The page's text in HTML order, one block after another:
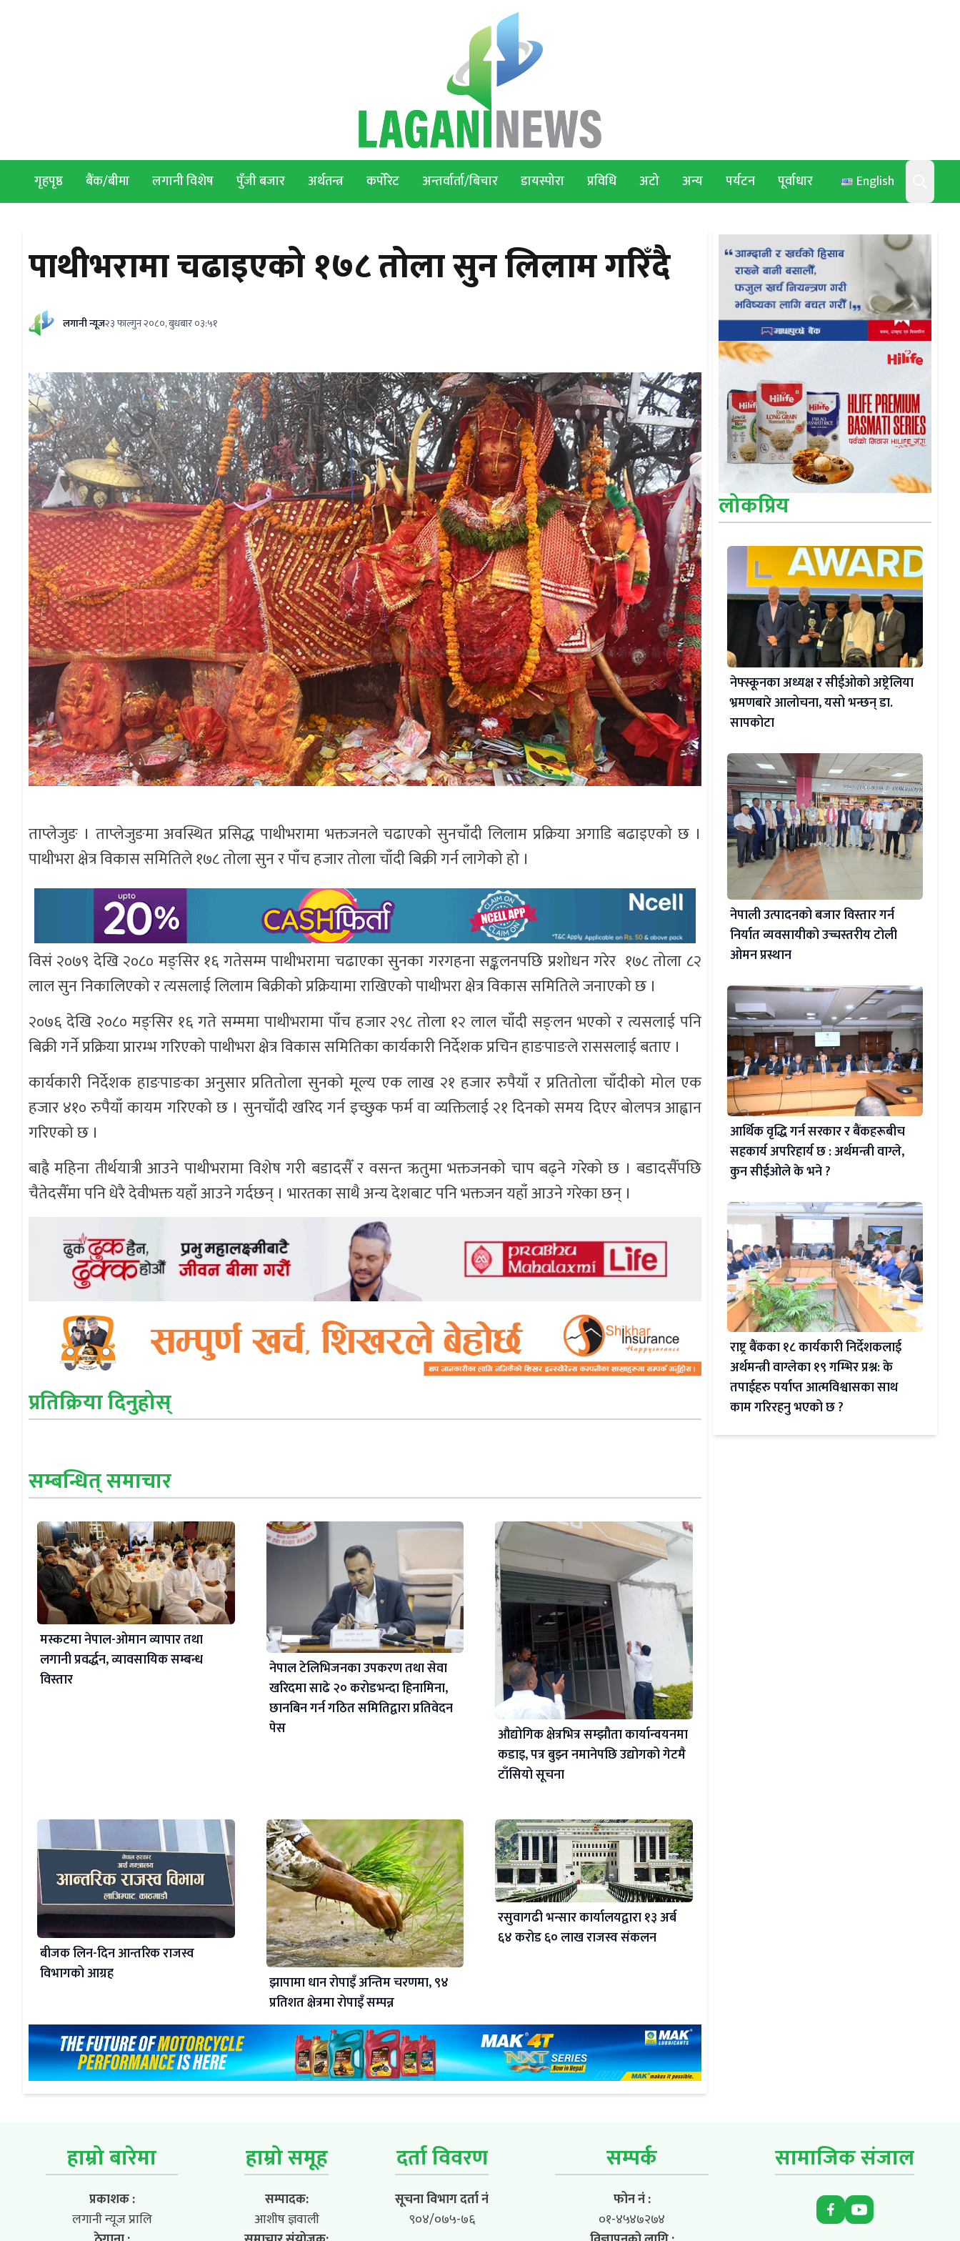
English
Search
गृहपृष्ठ बैंक/बीमा लगानी विशेष पुँजी बजार अर्थतन्त्र कर्पोरेट अन्तर्वार्ता/बिचार डायस्पोरा प्रविधि अटो अन्य पर्यटन पूर्वाधार
पाथीभरामा चढाइएको १७८ तोला सुन लिलाम गरिँदै
लगानी न्यूज२३ फाल्गुन २०८०, बुधबार ०३:५१
ताप्लेजुङ । ताप्लेजुङमा अवस्थित प्रसिद्ध पाथीभरामा भक्तजनले चढाएको सुनचाँदी लिलाम प्रक्रिया अगाडि बढाइएको छ ।
पाथीभरा क्षेत्र विकास समितिले १७८ तोला सुन र पाँच हजार तोला चाँदी बिक्री गर्न लागेको हो ।
विसं २०७९ देखि २०८० मङ्सिर १६ गतेसम्म पाथीभरामा चढाएका सुनका गरगहना सङ्कलनपछि प्रशोधन गरेर १७८ तोला ८२
लाल सुन निकालिएको र त्यसलाई लिलाम बिक्रीको प्रक्रियामा राखिएको पाथीभरा क्षेत्र विकास समितिले जनाएको छ ।
२०७६ देखि २०८० मङ्सिर १६ गते सम्ममा पाथीभरामा पाँच हजार २९८ तोला १२ लाल चाँदी सङ्लन भएको र त्यसलाई पनि
बिक्री गर्ने प्रक्रिया प्रारम्भ गरिएको पाथीभरा क्षेत्र विकास समितिका कार्यकारी निर्देशक प्रचिन हाङपाङले राससलाई बताए ।
कार्यकारी निर्देशक हाङपाङका अनुसार प्रतितोला सुनको मूल्य एक लाख २१ हजार रुपैयाँ र प्रतितोला चाँदीको मोल एक
हजार ४१० रुपैयाँ कायम गरिएको छ । सुनचाँदी खरिद गर्न इच्छुक फर्म वा व्यक्तिलाई २१ दिनको समय दिएर बोलपत्र आह्वान
गरिएको छ ।
बाह्रै महिना तीर्थयात्री आउने पाथीभरामा विशेष गरी बडादसैँ र वसन्त ऋतुमा भक्तजनको चाप बढ्ने गरेको छ । बडादसैँपछि
चैतेदसैँमा पनि धेरै देवीभक्त यहाँ आउने गर्दछन् । भारतका साथै अन्य देशबाट पनि भक्तजन यहाँ आउने गरेका छन् ।
प्रतिक्रिया दिनुहोस्
सम्बन्धित् समाचार
मस्कटमा नेपाल-ओमान व्यापार तथा
लगानी प्रवर्द्धन, व्यावसायिक सम्बन्ध
विस्तार
नेपाल टेलिभिजनका उपकरण तथा सेवा
खरिदमा साढे २० करोडभन्दा हिनामिना,
छानबिन गर्न गठित समितिद्वारा प्रतिवेदन
पेस
औद्योगिक क्षेत्रभित्र सम्झौता कार्यान्वयनमा
कडाइ, पत्र बुझ्न नमानेपछि उद्योगको गेटमै
टाँसियो सूचना
बीजक लिन-दिन आन्तरिक राजस्व
विभागको आग्रह
झापामा धान रोपाइँ अन्तिम चरणमा, ९४
प्रतिशत क्षेत्रमा रोपाइँ सम्पन्न
रसुवागढी भन्सार कार्यालयद्वारा १३ अर्ब
६४ करोड ६० लाख राजस्व संकलन
लोकप्रिय
नेफ्स्कूनका अध्यक्ष र सीईओको अष्ट्रेलिया
भ्रमणबारे आलोचना, यसो भन्छन् डा‍.
सापकोटा
नेपाली उत्पादनको बजार विस्तार गर्न
निर्यात व्यवसायीको उच्चस्तरीय टोली
ओमन प्रस्थान
आर्थिक वृद्धि गर्न सरकार र बैंकहरूबीच
सहकार्य अपरिहार्य छ : अर्थमन्त्री वाग्ले,
कुन सीईओले के भने ?
राष्ट्र बैंकका १८ कार्यकारी निर्देशकलाई
अर्थमन्त्री वाग्लेका १९ गम्भिर प्रश्न: के
तपाईहरु पर्याप्त आत्मविश्वासका साथ
काम गरिरहनु भएको छ ?
हाम्रो बारेमा
प्रकाशक :
लगानी न्यूज प्रालि
हाम्रो समूह
सम्पादक:
आशीष ज्ञवाली
दर्ता विवरण
सूचना विभाग दर्ता नं
९०४/०७५-७६
सम्पर्क
फोन नं :
०१-४५४७२७४
सामाजिक संजाल